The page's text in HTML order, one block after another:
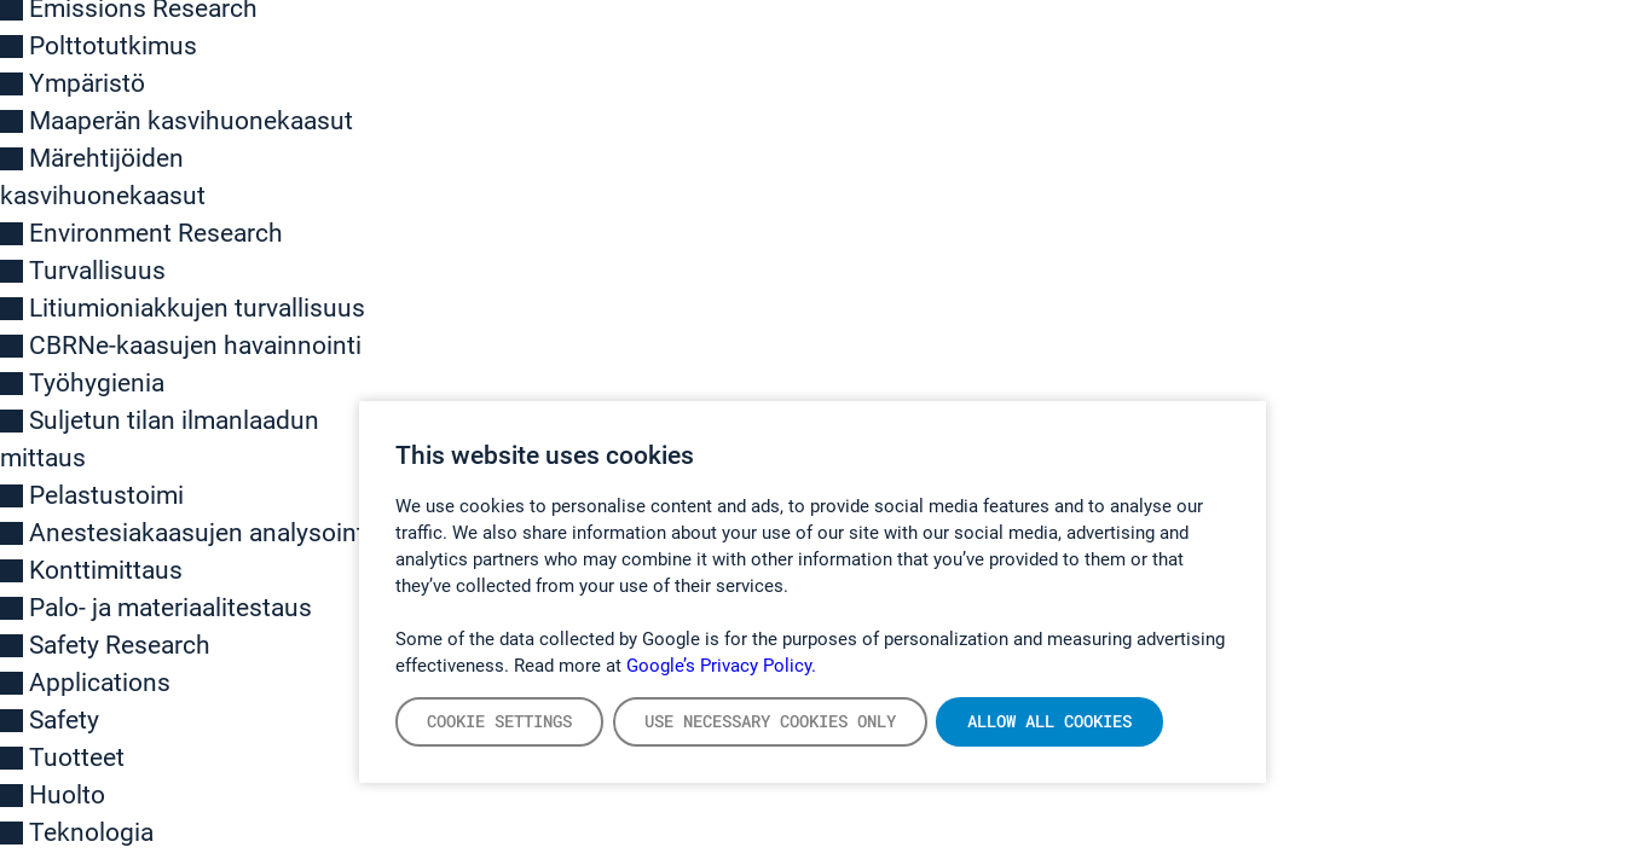
This website uses cookies
We use cookies to personalise content and ads, to provide social media features and to analyse our
traffic. We also share information about your use of our site with our social media, advertising and
analytics partners who may combine it with other information that you’ve provided to them or that
they’ve collected from your use of their services.
Some of the data collected by Google is for the purposes of personalization and measuring advertising
effectiveness. Read more at Google’s Privacy Policy.
COOKIE SETTINGS USE NECESSARY COOKIES ONLY ALLOW ALL COOKIES
Emissions Research
Polttotutkimus
Ympäristö
Maaperän kasvihuonekaasut
Märehtijöiden
kasvihuonekaasut
Environment Research
Turvallisuus
Litiumioniakkujen turvallisuus
CBRNe-kaasujen havainnointi
Työhygienia
Suljetun tilan ilmanlaadun
mittaus
Pelastustoimi
Anestesiakaasujen analysointi
Konttimittaus
Palo- ja materiaalitestaus
Safety Research
Applications
Safety
Tuotteet
Huolto
Teknologia